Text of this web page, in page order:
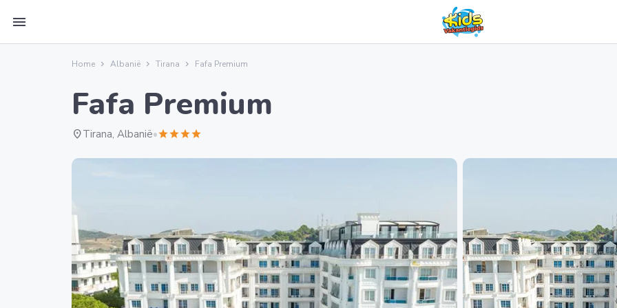
menu
Home Albanië Tirana Fafa Premium
Fafa Premium
location_onTirana, Albanië•starstarstarstar